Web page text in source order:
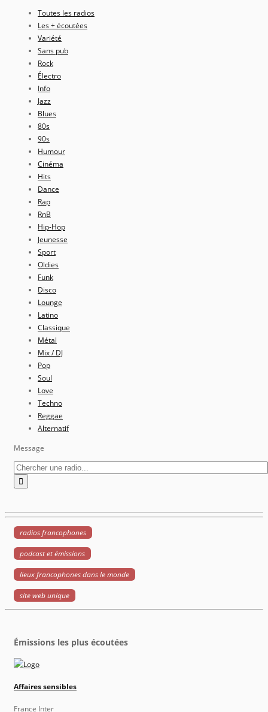
Toutes les radios
Les + écoutées
Variété
Sans pub
Rock
Électro
Info
Jazz
Blues
80s
90s
Humour
Cinéma
Hits
Dance
Rap
RnB
Hip-Hop
Jeunesse
Sport
Oldies
Funk
Disco
Lounge
Latino
Classique
Métal
Mix / DJ
Pop
Soul
Love
Techno
Reggae
Alternatif
Message
radios francophones
podcast et émissions
lieux francophones dans le monde
site web unique
Émissions les plus écoutées
Affaires sensibles
France Inter